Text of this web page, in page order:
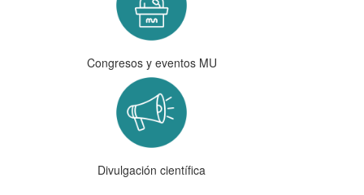
Congresos y eventos MU
Divulgación científica